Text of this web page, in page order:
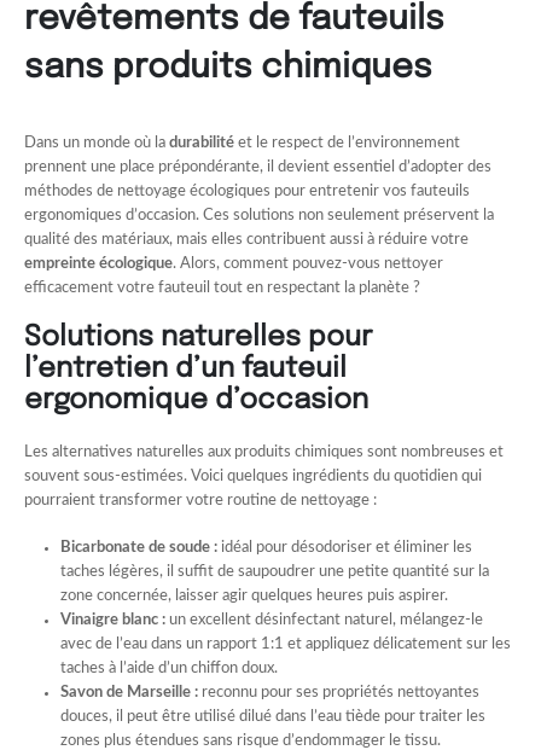
revêtements de fauteuils
sans produits chimiques
Dans un monde où la durabilité et le respect de l’environnement
prennent une place prépondérante, il devient essentiel d’adopter des
méthodes de nettoyage écologiques pour entretenir vos fauteuils
ergonomiques d’occasion. Ces solutions non seulement préservent la
qualité des matériaux, mais elles contribuent aussi à réduire votre
empreinte écologique. Alors, comment pouvez-vous nettoyer
efficacement votre fauteuil tout en respectant la planète ?
Solutions naturelles pour
l’entretien d’un fauteuil
ergonomique d’occasion
Les alternatives naturelles aux produits chimiques sont nombreuses et
souvent sous-estimées. Voici quelques ingrédients du quotidien qui
pourraient transformer votre routine de nettoyage :
Bicarbonate de soude :idéal pour désodoriser et éliminer les
taches légères, il suffit de saupoudrer une petite quantité sur la
zone concernée, laisser agir quelques heures puis aspirer.
Vinaigre blanc :un excellent désinfectant naturel, mélangez-le
avec de l’eau dans un rapport 1:1 et appliquez délicatement sur les
taches à l’aide d’un chiffon doux.
Savon de Marseille :reconnu pour ses propriétés nettoyantes
douces, il peut être utilisé dilué dans l’eau tiède pour traiter les
zones plus étendues sans risque d’endommager le tissu.